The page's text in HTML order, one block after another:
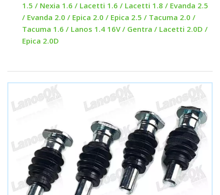
1.5 / Nexia 1.6 / Lacetti 1.6 / Lacetti 1.8 / Evanda 2.5
/ Evanda 2.0 / Epica 2.0 / Epica 2.5 / Tacuma 2.0 /
Tacuma 1.6 / Lanos 1.4 16V / Gentra / Lacetti 2.0D /
Epica 2.0D